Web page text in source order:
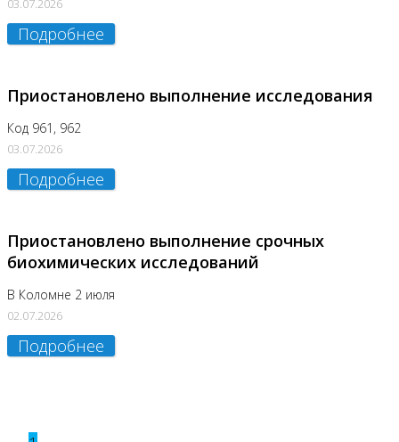
03.07.2026
Подробнее
Приостановлено выполнение исследования
Код 961, 962
03.07.2026
Подробнее
Приостановлено выполнение срочных
биохимических исследований
В Коломне 2 июля
02.07.2026
Подробнее